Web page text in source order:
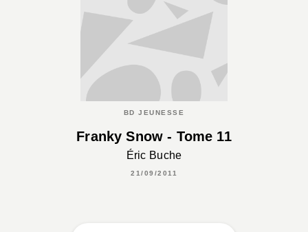
BD JEUNESSE
Franky Snow - Tome 11
Éric Buche
21/09/2011